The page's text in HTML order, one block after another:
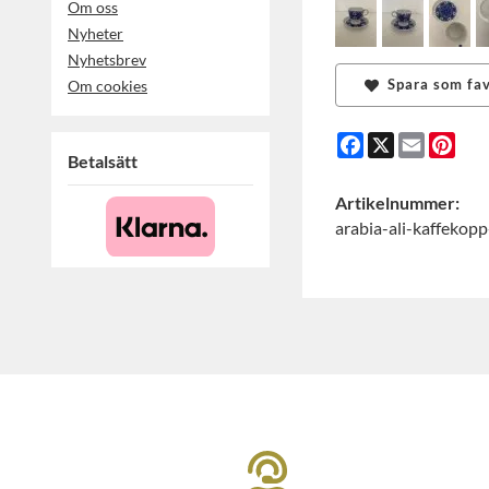
Om oss
Nyheter
Nyhetsbrev
Om cookies
Betalsätt
Spara som
Facebook
X Email
Artikelnummer:
arabia-ali-